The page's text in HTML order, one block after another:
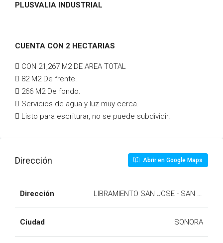
PLUSVALIA INDUSTRIAL
CUENTA CON 2 HECTARIAS
 CON 21,267 M2 DE AREA TOTAL
 82 M2 De frente.
 266 M2 De fondo.
 Servicios de agua y luz muy cerca.
 Listo para escriturar, no se puede subdividir.
Dirección Abrir en Google Maps
Dirección LIBRAMIENTO SAN JOSE - SAN JUDAS
Ciudad SONORA